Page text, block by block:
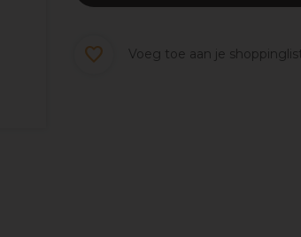
Voeg toe aan je